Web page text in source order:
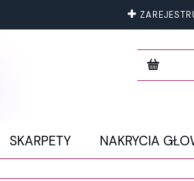
SKARPETY NAKRYCIA